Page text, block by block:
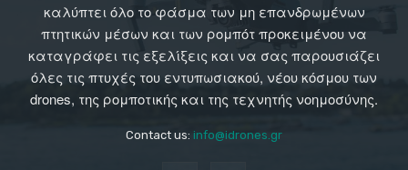
καλύπτει όλο το φάσμα των μη επανδρωμένων
πτητικών μέσων και των ρομπότ προκειμένου να
καταγράφει τις εξελίξεις και να σας παρουσιάζει
όλες τις πτυχές του εντυπωσιακού, νέου κόσμου των
drones, της ρομποτικής και της τεχνητής νοημοσύνης.
Contact us: info@idrones.gr